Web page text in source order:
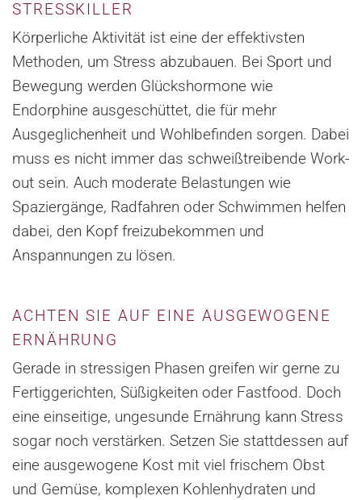
TRESSKILLER
Körperliche Aktivität ist eine der effektivsten
Methoden, um Stress abzubauen. Bei Sport und
Bewegung werden Glückshormone wie
Endorphine ausgeschüttet, die für mehr
Ausgeglichenheit und Wohlbefinden sorgen. Dabei
muss es nicht immer das schweißtreibende Work-
out sein. Auch moderate Belastungen wie
Spaziergänge, Radfahren oder Schwimmen helfen
dabei, den Kopf freizubekommen und
Anspannungen zu lösen.
ACHTEN SIE AUF EINE AUSGEWOGENE
ERNÄHRUNG
Gerade in stressigen Phasen greifen wir gerne zu
Fertiggerichten, Süßigkeiten oder Fastfood. Doch
eine einseitige, ungesunde Ernährung kann Stress
sogar noch verstärken. Setzen Sie stattdessen auf
eine ausgewogene Kost mit viel frischem Obst
und Gemüse, komplexen Kohlenhydraten und